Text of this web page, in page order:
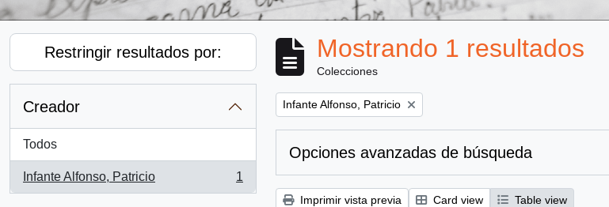
Restringir resultados por:
Creador
Todos
Infante Alfonso, Patricio
, 1 resultados
1
Mostrando 1 resultados
Colecciones
Remove filter:
Infante Alfonso, Patricio
Opciones avanzadas de búsqueda
Imprimir vista previa Card view Table view